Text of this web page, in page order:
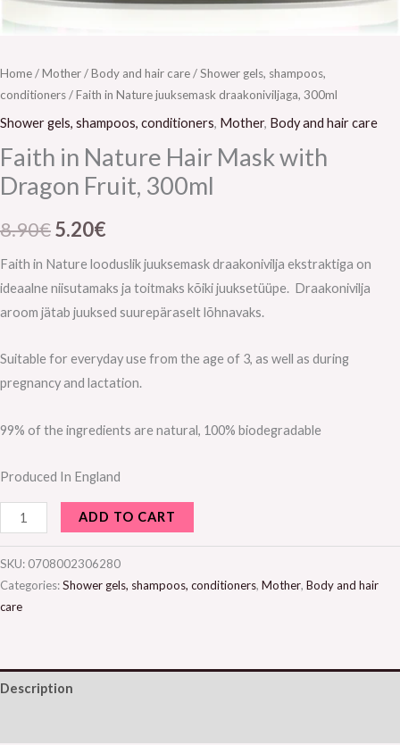
Home/Mother/Body and hair care/Shower gels, shampoos,
conditioners/ Faith in Nature juuksemask draakoniviljaga, 300ml
Shower gels, shampoos, conditioners, Mother, Body and hair care
Faith in Nature Hair Mask with
Dragon Fruit, 300ml
8.90€5.20€
Faith in Nature looduslik juuksemask draakonivilja ekstraktiga on
ideaalne niisutamaks ja toitmaks kõiki juuksetüüpe. Draakonivilja
aroom jätab juuksed suurepäraselt lõhnavaks.
Suitable for everyday use from the age of 3, as well as during
pregnancy and lactation.
99% of the ingredients are natural, 100% biodegradable
Produced In England
ADD TO CART
SKU: 0708002306280
Categories:Shower gels, shampoos, conditioners, Mother, Body and hair
care
Description